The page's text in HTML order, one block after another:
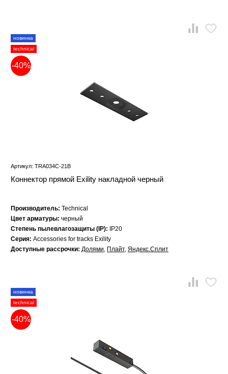
новинка
technical
-40%
Артикул: TRA034C-21B
Коннектор прямой Exility накладной черный
Производитель: Technical
Цвет арматуры: черный
Степень пылевлагозащиты (IP):
IP20
Серия: Accessories for tracks Exility
Доступные рассрочки: Долями, Плайт, Яндекс.Сплит
новинка
technical
-40%